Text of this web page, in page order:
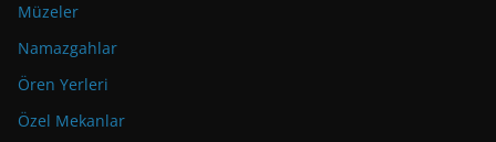
Müzeler
Namazgahlar
Ören Yerleri
Özel Mekanlar